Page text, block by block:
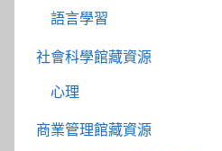
語言學習
社會科學館藏資源
心理
商業管理館藏資源